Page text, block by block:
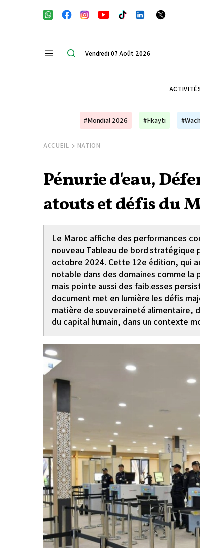
Vendredi 07 Août 2026
#Mondial 2026 #Hkayti
ACCUEIL NATION
Pénurie d'eau,
atouts et défis du
Le Maroc affiche des performances
nouveau Tableau de bord stratégique
octobre 2024. Cette 12e édition, qui
notable dans des domaines comme
mais pointe aussi des faiblesses
document met en lumière les défis
matière de souveraineté alimentaire,
du capital humain, dans un contexte